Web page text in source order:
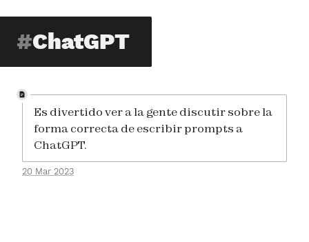
ChatGPT
Es divertido ver a la gente discutir sobre la
forma correcta de escribir prompts a
ChatGPT.
20 Mar 2023